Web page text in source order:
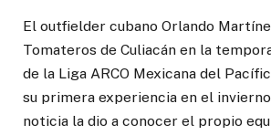
El outfielder cubano Orlando
Tomateros de Culiacán en la
de la Liga ARCO Mexicana del
su primera experiencia en el
noticia la dio a conocer el propio